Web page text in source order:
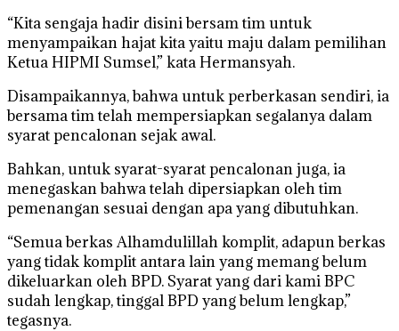
“Kita sengaja hadir disini bersam tim untuk
menyampaikan hajat kita yaitu maju dalam pemilihan
Ketua HIPMI Sumsel,” kata Hermansyah.
Disampaikannya, bahwa untuk perberkasan sendiri, ia
bersama tim telah mempersiapkan segalanya dalam
syarat pencalonan sejak awal.
Bahkan, untuk syarat-syarat pencalonan juga, ia
menegaskan bahwa telah dipersiapkan oleh tim
pemenangan sesuai dengan apa yang dibutuhkan.
“Semua berkas Alhamdulillah komplit, adapun berkas
yang tidak komplit antara lain yang memang belum
dikeluarkan oleh BPD. Syarat yang dari kami BPC
sudah lengkap, tinggal BPD yang belum lengkap,”
tegasnya.